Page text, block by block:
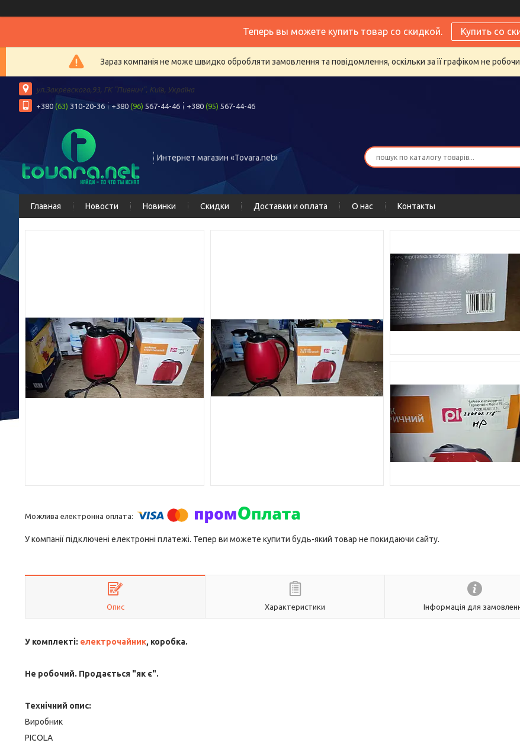
Теперь вы можете купить товар со скидкой. Купить со
Зараз компанія не може швидко обробляти замовлення та повідомлення, оскільки за її графіком не
ул.Закревского,93, ГК "Пивнич", Київ, Україна
+380 (63) 310-20-36 +380 (96) 567-44-46 +380 (95) 567-44-46
Интернет магазин «Tovara.net»
Главная Новости Новинки Скидки Доставки и оплата О нас Контакты
У компанії підключені електронні платежі. Тепер ви можете купити будь-який товар не покидаючи сайту.
Опис Характеристики Інформація для
У комплекті: електрочайник, коробка.
Не робочий. Продається "як є".
Технічний опис:
Виробник
PICOLA